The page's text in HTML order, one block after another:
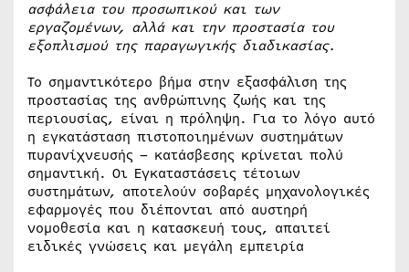
ασφάλεια του προσωπικού και των
εργαζομένων, αλλά και την προστασία του
εξοπλισμού της παραγωγικής διαδικασίας.
Το σημαντικότερο βήμα στην εξασφάλιση της
προστασίας της ανθρώπινης ζωής και της
περιουσίας, είναι η πρόληψη. Για το λόγο αυτό
η εγκατάσταση πιστοποιημένων συστημάτων
πυρανίχνευσής – κατάσβεσης κρίνεται πολύ
σημαντική. Οι Εγκαταστάσεις τέτοιων
συστημάτων, αποτελούν σοβαρές μηχανολογικές
εφαρμογές που διέπονται από αυστηρή
νομοθεσία και η κατασκευή τους, απαιτεί
ειδικές γνώσεις και μεγάλη εμπειρία